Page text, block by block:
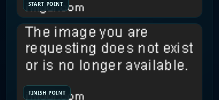
START POINT
FINISH POINT